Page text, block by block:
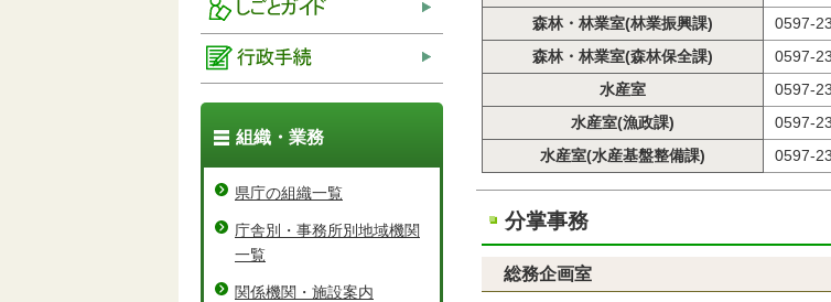
森林・林業室(林業振興課)
0597-
森林・林業室(森林保全課)
0597-
水産室
0597-
水産室(漁政課)
0597-
水産室(水産基盤整備課)
0597-
分掌事務
総務企画室
組織・業務
県庁の組織一覧
庁舎別・事務所別地域機関
一覧
関係機関・施設案内